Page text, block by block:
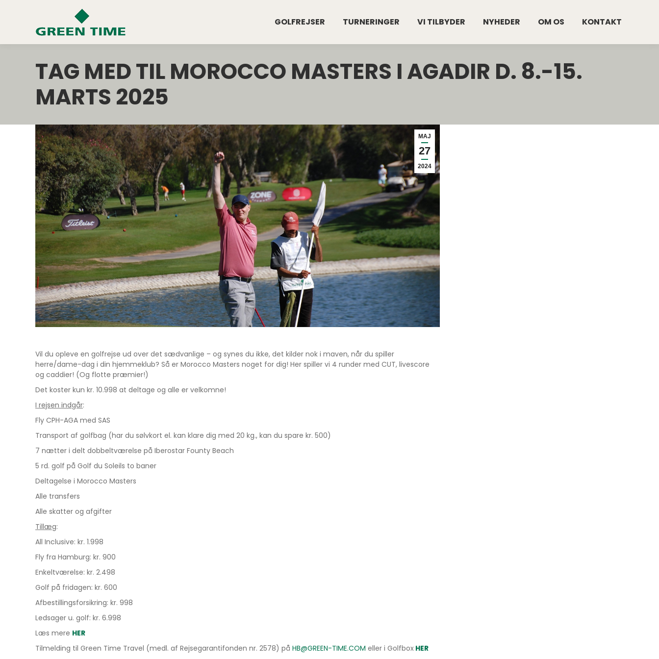
GOLFREJSER TURNERINGER VI TILBYDER NYHEDER OM OS KONTAKT
TAG MED TIL MOROCCO MASTERS I AGADIR D. 8.-15.
MARTS 2025
MAJ
27
2024
Vil du opleve en golfrejse ud over det sædvanlige – og synes du ikke, det kilder nok i maven, når du spiller
herre/dame-dag i din hjemmeklub? Så er Morocco Masters noget for dig! Her spiller vi 4 runder med CUT, livescore
og caddier! (Og flotte præmier!)
Det koster kun kr. 10.998 at deltage og alle er velkomne!
I rejsen indgår:
Fly CPH-AGA med SAS
Transport af golfbag (har du sølvkort el. kan klare dig med 20 kg., kan du spare kr. 500)
7 nætter i delt dobbeltværelse på Iberostar Founty Beach
5 rd. golf på Golf du Soleils to baner
Deltagelse i Morocco Masters
Alle transfers
Alle skatter og afgifter
Tillæg:
All Inclusive: kr. 1.998
Fly fra Hamburg: kr. 900
Enkeltværelse: kr. 2.498
Golf på fridagen: kr. 600
Afbestillingsforsikring: kr. 998
Ledsager u. golf: kr. 6.998
Læs mere HER
Tilmelding til Green Time Travel (medl. af Rejsegarantifonden nr. 2578) på HB@GREEN-TIME.COM eller i Golfbox HER